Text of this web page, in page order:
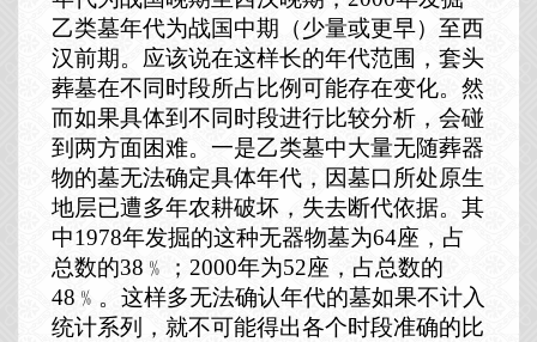
乙类墓年代为战国中期（少量或更早）至西
汉前期。应该说在这样长的年代范围，套头
葬墓在不同时段所占比例可能存在变化。然
而如果具体到不同时段进行比较分析，会碰
到两方面困难。一是乙类墓中大量无随葬器
物的墓无法确定具体年代，因墓口所处原生
地层已遭多年农耕破坏，失去断代依据。其
中1978年发掘的这种无器物墓为64座，占
总数的38 ﹪； 2000年为52座，占总数的
48 ﹪。这样多无法确认年代的墓如果不计入
统计系列，就不可能得出各个时段准确的比